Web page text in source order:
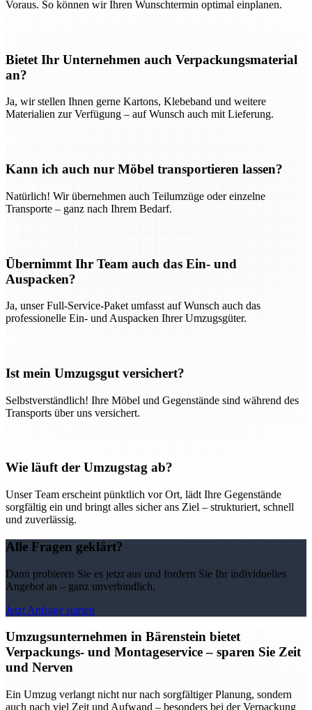
Voraus. So können wir Ihren Wunschtermin optimal einplanen.
Bietet Ihr Unternehmen auch Verpackungsmaterial
an?
Ja, wir stellen Ihnen gerne Kartons, Klebeband und weitere
Materialien zur Verfügung – auf Wunsch auch mit Lieferung.
Kann ich auch nur Möbel transportieren lassen?
Natürlich! Wir übernehmen auch Teilumzüge oder einzelne
Transporte – ganz nach Ihrem Bedarf.
Übernimmt Ihr Team auch das Ein- und
Auspacken?
Ja, unser Full-Service-Paket umfasst auf Wunsch auch das
professionelle Ein- und Auspacken Ihrer Umzugsgüter.
Ist mein Umzugsgut versichert?
Selbstverständlich! Ihre Möbel und Gegenstände sind während des
Transports über uns versichert.
Wie läuft der Umzugstag ab?
Unser Team erscheint pünktlich vor Ort, lädt Ihre Gegenstände
sorgfältig ein und bringt alles sicher ans Ziel – strukturiert, schnell
und zuverlässig.
Alle Fragen geklärt?
Dann probieren Sie es jetzt aus und fordern Sie Ihr individuelles
Angebot an – ganz unverbindlich.
Jetzt Anfrage starten
Umzugsunternehmen in Bärenstein bietet
Verpackungs- und Montageservice – sparen Sie Zeit
und Nerven
Ein Umzug verlangt nicht nur nach sorgfältiger Planung, sondern
auch nach viel Zeit und Aufwand – besonders bei der Verpackung